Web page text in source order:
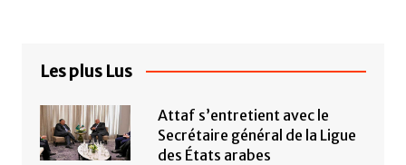
Les plus Lus
Attaf s’entretient avec le
Secrétaire général de la Ligue
des États arabes